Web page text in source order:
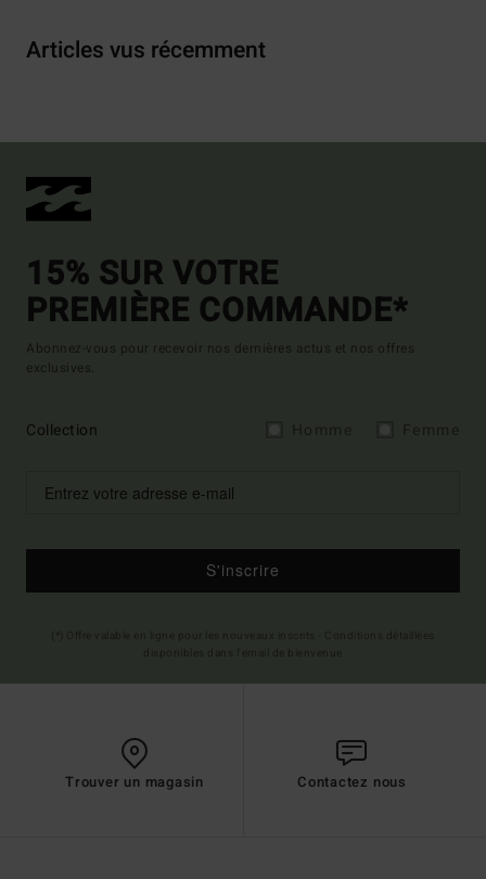
Articles vus récemment
15% SUR VOTRE
PREMIÈRE COMMANDE*
Abonnez-vous pour recevoir nos dernières actus et nos offres
exclusives.
Collection
S'inscrire
Trouver un magasin Contactez nous